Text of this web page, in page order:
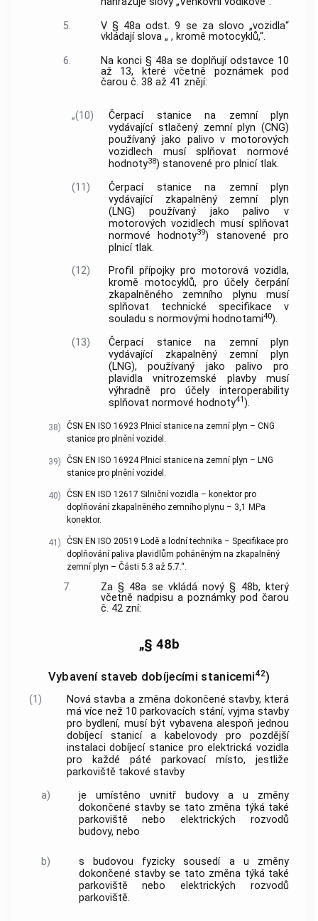
5.
V § 48a odst. 9 se za slovo „vozidla“
vkládají slova „ , kromě motocyklů,“.
6.
Na konci § 48a se doplňují odstavce 10
až 13, které včetně poznámek pod
čarou č. 38 až 41 znějí:
„(10)
Čerpací stanice na zemní plyn
vydávající stlačený zemní plyn (CNG)
používaný jako palivo v motorových
vozidlech musí splňovat normové
hodnoty38) stanovené pro plnicí tlak.
(11)
Čerpací stanice na zemní plyn
vydávající zkapalněný zemní plyn
(LNG) používaný jako palivo v
motorových vozidlech musí splňovat
normové hodnoty39) stanovené pro
plnicí tlak.
(12)
Profil přípojky pro motorová vozidla,
kromě motocyklů, pro účely čerpání
zkapalněného zemního plynu musí
splňovat technické specifikace v
souladu s normovými hodnotami40).
(13)
Čerpací stanice na zemní plyn
vydávající zkapalněný zemní plyn
(LNG), používaný jako palivo pro
plavidla vnitrozemské plavby musí
výhradně pro účely interoperability
splňovat normové hodnoty41).
38)
ČSN EN ISO 16923 Plnicí stanice na zemní plyn – CNG
stanice pro plnění vozidel.
39)
ČSN EN ISO 16924 Plnicí stanice na zemní plyn – LNG
stanice pro plnění vozidel.
40)
ČSN EN ISO 12617 Silniční vozidla – konektor pro
doplňování zkapalněného zemního plynu – 3,1 MPa
konektor.
41)
ČSN EN ISO 20519 Lodě a lodní technika – Specifikace pro
doplňování paliva plavidlům poháněným na zkapalněný
zemní plyn – Části 5.3 až 5.7.“.
7.
Za § 48a se vkládá nový § 48b, který
včetně nadpisu a poznámky pod čarou
č. 42 zní:
„§ 48b
Vybavení staveb dobíjecími stanicemi42)
(1)
Nová stavba a změna dokončené stavby, která
má více než 10 parkovacích stání, vyjma stavby
pro bydlení, musí být vybavena alespoň jednou
dobíjecí stanicí a kabelovody pro pozdější
instalaci dobíjecí stanice pro elektrická vozidla
pro každé páté parkovací místo, jestliže
parkoviště takové stavby
a)
je umístěno uvnitř budovy a u změny
dokončené stavby se tato změna týká také
parkoviště nebo elektrických rozvodů
budovy, nebo
b)
s budovou fyzicky sousedí a u změny
dokončené stavby se tato změna týká také
parkoviště nebo elektrických rozvodů
parkoviště.